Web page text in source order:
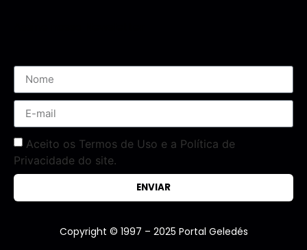
Aceito os Termos de Uso e a Política de
Privacidade do site.
ENVIAR
Copyright © 1997 – 2025 Portal Geledés